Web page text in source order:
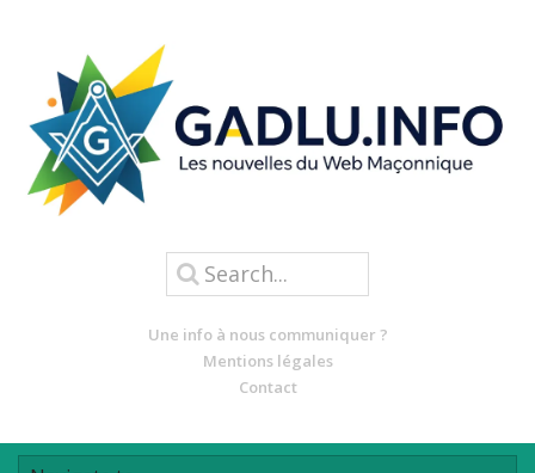
Une info à nous communiquer ?
Mentions légales
Contact